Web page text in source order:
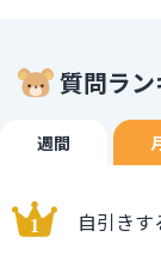
質問ラ
週間
自引き